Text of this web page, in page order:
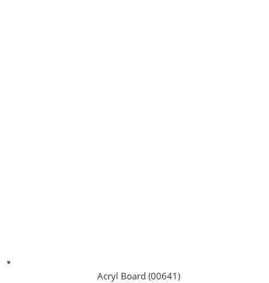
Acryl Board (00641)